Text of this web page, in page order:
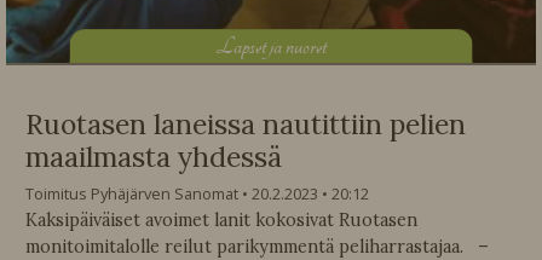
Lapset ja nuoret
Ruotasen laneissa nautittiin pelien
maailmasta yhdessä
Toimitus Pyhäjärven Sanomat 20.2.2023
20:12
Kaksipäiväiset avoimet lanit kokosivat Ruotasen
monitoimitalolle reilut parikymmentä peliharrastajaa. –